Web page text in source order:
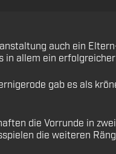
auch ein
allem ein erfolgreicher
gab es als
die Vorrunde in
die weiteren